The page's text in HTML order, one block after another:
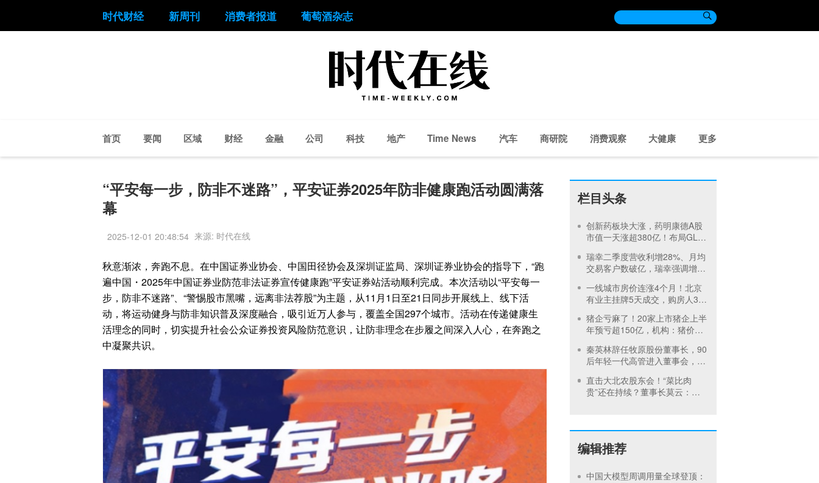
时代财经 新周刊 消费者报道 葡萄酒杂志 
首页 要闻 区域 财经 金融 公司 科技 地产 Time News 汽车 商研院 消费观察 大健康 更多
“平安每一步，防非不迷路”，平安证券2025年防非健康跑活动圆满落
幕
2025-12-01 20:48:54 来源: 时代在线
秋意渐浓，奔跑不息。在中国证券业协会、中国田径协会及深圳证监局、深圳证券业协会的指导下，“跑
遍中国・2025年中国证券业防范非法证券宣传健康跑”平安证券站活动顺利完成。本次活动以“平安每一
步，防非不迷路”、“警惕股市黑嘴，远离非法荐股”为主题，从11月1日至21日同步开展线上、线下活
动，将运动健身与防非知识普及深度融合，吸引近万人参与，覆盖全国297个城市。活动在传递健康生
活理念的同时，切实提升社会公众证券投资风险防范意识，让防非理念在步履之间深入人心，在奔跑之
中凝聚共识。
栏目头条
创新药板块大涨，药明康德A股
市值一天涨超380亿！布局GLP-
瑞幸二季度营收利增28%、月均
交易客户数破亿，瑞幸强调增长
一线城市房价连涨4个月！北京
有业主挂牌5天成交，购房人3周
猪企亏麻了！20家上市猪企上半
年预亏超150亿，机构：猪价或
秦英林辞任牧原股份董事长，90
后年轻一代高管进入董事会，公
直击大北农股东会！“菜比肉
贵”还在持续？董事长莫云：对
编辑推荐
中国大模型周调用量全球登顶：